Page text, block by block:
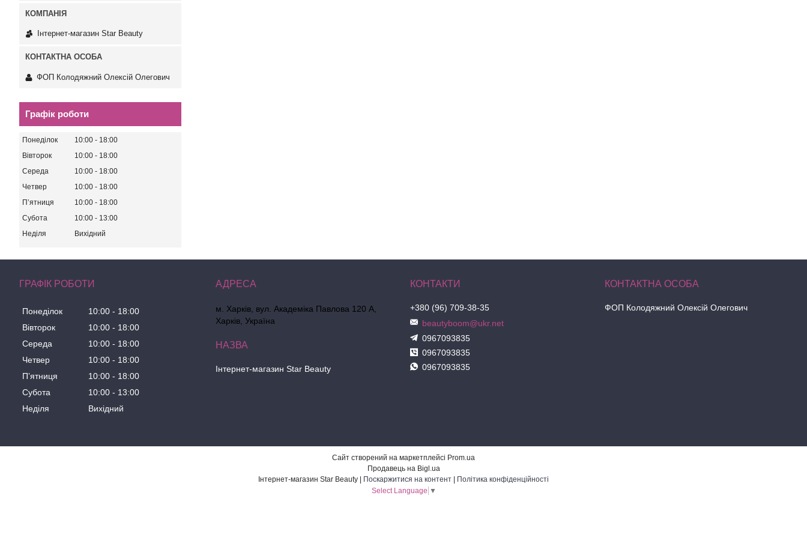
Інтернет-магазин Star Beauty
ФОП Колодяжний Олексій Олегович
Графік роботи
Понеділок 10:00
18:00
Вівторок
10:00
18:00
Середа
10:00
18:00
Четвер
10:00
18:00
Пʼятниця
10:00
18:00
Субота
10:00
13:00
Неділя
Вихідний
ГРАФІК РОБОТИ
Понеділок 10:00
18:00
Вівторок
10:00
18:00
Середа
10:00
18:00
Четвер
10:00
18:00
Пʼятниця
10:00
18:00
Субота
10:00
13:00
Неділя
Вихідний
м. Харків, вул. Академіка Павлова 120 А,
Харків, Україна
Інтернет-магазин Star Beauty
+380 (96) 709-38-35
beautyboom@ukr.net
0967093835
0967093835
0967093835
ФОП Колодяжний Олексій Олегович
Сайт створений на маркетплейсі Prom.ua
Продавець на Bigl.ua
Інтернет-магазин Star Beauty | Поскаржитися на контент | Політика конфіденційності
Select Language ▼